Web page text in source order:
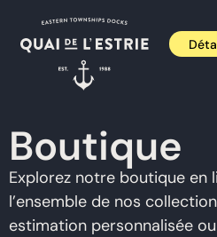
Boutique
Explorez notre boutique en
l’ensemble de nos
estimation personnalisée